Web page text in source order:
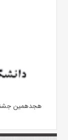
هجدهمین